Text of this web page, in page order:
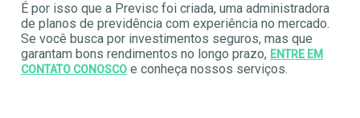
É por isso que a Previsc foi criada, uma administradora
de planos de previdência com experiência no mercado.
Se você busca por investimentos seguros, mas que
garantam bons rendimentos no longo prazo, ENTRE EM
CONTATO CONOSCO e conheça nossos serviços.